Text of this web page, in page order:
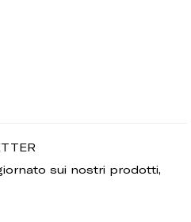
sui nostri prodotti,